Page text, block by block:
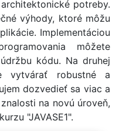
potreby.
výhody, ktoré môžu
Implementáciou
môžete
kódu. Na druhej
vytvárať robustné a
dozvedieť sa viac a
na novú úroveň,
"JAVASE1".